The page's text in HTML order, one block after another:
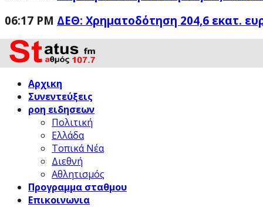
06:17 PM ΔΕΘ: Χρηματοδότηση 204,6 εκατ.
Αρχικη
Συνεντεύξεις
ροη ειδησεων
Πολιτική
Ελλάδα
Τοπικά Νέα
Διεθνή
Αθλητισμός
Προγραμμα σταθμου
Επικοινωνια